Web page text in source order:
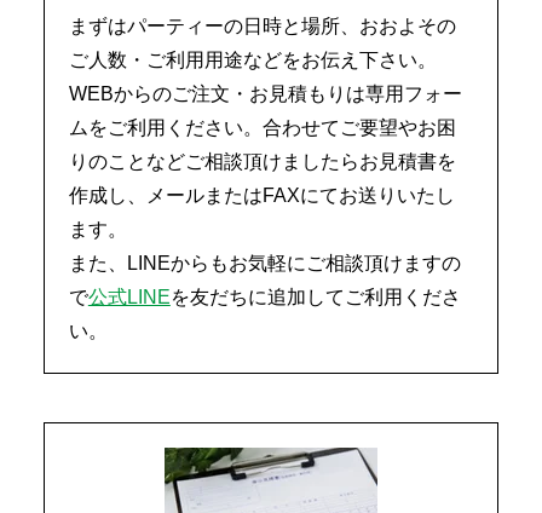
まずはパーティーの日時と場所、おおよその
ご人数・ご利用用途などをお伝え下さい。
WEBからのご注文・お見積もりは専用フォー
ムをご利用ください。合わせてご要望やお困
りのことなどご相談頂けましたらお見積書を
作成し、メールまたはFAXにてお送りいたし
ます。
また、LINEからもお気軽にご相談頂けますの
で公式LINEを友だちに追加してご利用くださ
い。